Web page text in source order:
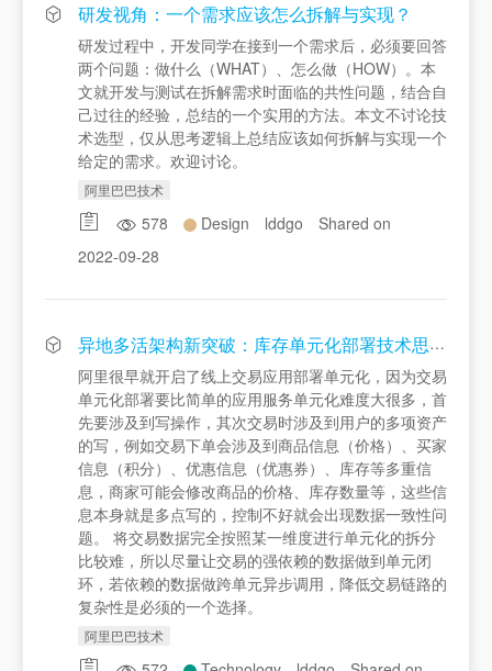
研发视角：一个需求应该怎么拆解与实现？
研发过程中，开发同学在接到一个需求后，必须要回答
两个问题：做什么（WHAT）、怎么做（HOW）。本
文就开发与测试在拆解需求时面临的共性问题，结合自
己过往的经验，总结的一个实用的方法。本文不讨论技
术选型，仅从思考逻辑上总结应该如何拆解与实现一个
给定的需求。欢迎讨论。
阿里巴巴技术
578 Design lddgo
Shared on
2022-09-28
异地多活架构新突破：库存单元化部署技术思路揭秘
阿里很早就开启了线上交易应用部署单元化，因为交易
单元化部署要比简单的应用服务单元化难度大很多，首
先要涉及到写操作，其次交易时涉及到用户的多项资产
的写，例如交易下单会涉及到商品信息（价格）、买家
信息（积分）、优惠信息（优惠券）、库存等多重信
息，商家可能会修改商品的价格、库存数量等，这些信
息本身就是多点写的，控制不好就会出现数据一致性问
题。 将交易数据完全按照某一维度进行单元化的拆分
比较难，所以尽量让交易的强依赖的数据做到单元闭
环，若依赖的数据做跨单元异步调用，降低交易链路的
复杂性是必须的一个选择。
阿里巴巴技术